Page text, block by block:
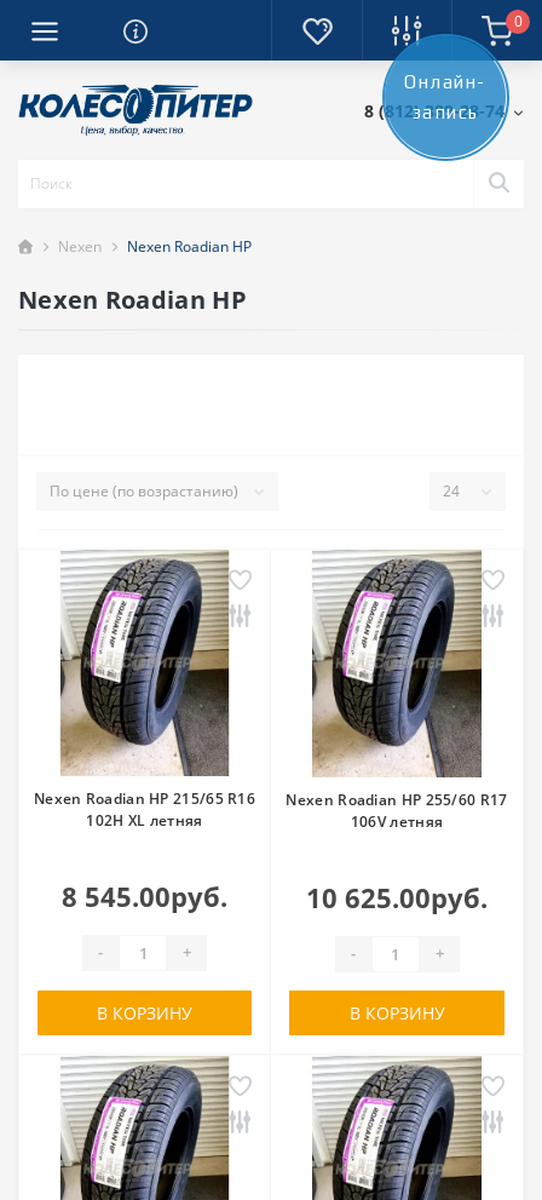
0
8 (812) 389-28-74
Nexen Nexen Roadian HP
Nexen Roadian HP
Nexen Roadian HP 215/65 R16
102H XL летняя
8 545.00руб.
- +
В КОРЗИНУ
Nexen Roadian HP 255/60 R17
106V летняя
10 625.00руб.
- +
В КОРЗИНУ
Онлайн-
запись